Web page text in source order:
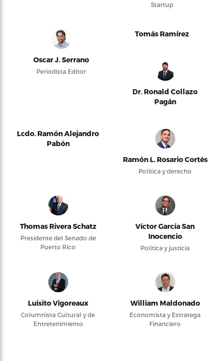
Startup
Oscar J. Serrano
Periodista Editor
Tomás Ramírez
Dr. Ronald Collazo
Pagán
Lcdo. Ramón Alejandro
Pabón
Ramón L. Rosario Cortés
Política y derecho
Thomas Rivera Schatz
Presidente del Senado de
Puerto Rico
Víctor García San
Inocencio
Política y justicia
Luisito Vigoreaux
Columnista Cultural y de
Entretenimiento
William Maldonado
Economista y Estratega
Financiero